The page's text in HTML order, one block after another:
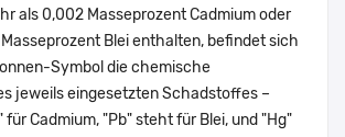
als 0,002 Masseprozent Cadmium oder
Blei enthalten, befindet sich
Symbol die chemische
jeweils eingesetzten Schadstoffes –
für Cadmium, "Pb" steht für Blei, und "Hg"